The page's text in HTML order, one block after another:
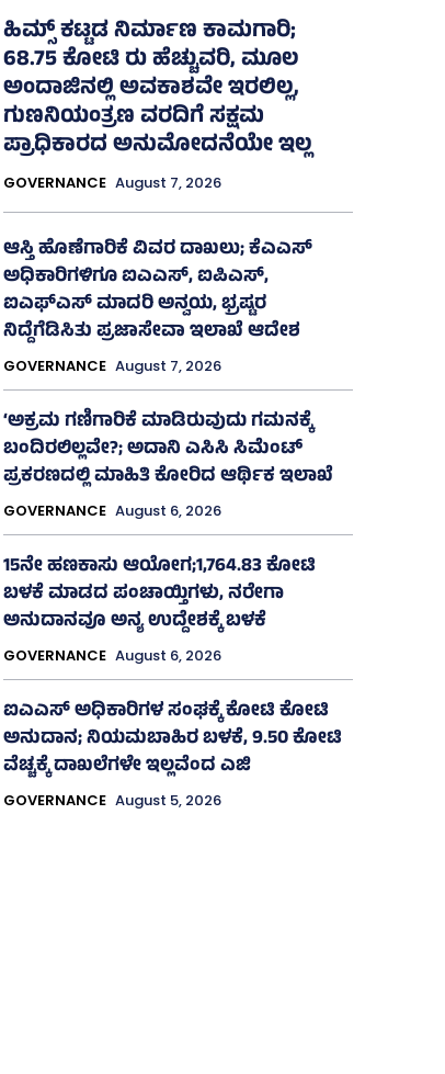
ಹಿಮ್ಸ್‌ ಕಟ್ಟಡ ನಿರ್ಮಾಣ ಕಾಮಗಾರಿ;
68.75 ಕೋಟಿ ರು ಹೆಚ್ಚುವರಿ, ಮೂಲ
ಅಂದಾಜಿನಲ್ಲಿ ಅವಕಾಶವೇ ಇರಲಿಲ್ಲ,
ಗುಣನಿಯಂತ್ರಣ ವರದಿಗೆ ಸಕ್ಷಮ
ಪ್ರಾಧಿಕಾರದ ಅನುಮೋದನೆಯೇ ಇಲ್ಲ
GOVERNANCE August 7, 2026
ಆಸ್ತಿ ಹೊಣೆಗಾರಿಕೆ ವಿವರ ದಾಖಲು; ಕೆಎಎಸ್
ಅಧಿಕಾರಿಗಳಿಗೂ ಐಎಎಸ್‌, ಐಪಿಎಸ್‌,
ಐಎಫ್‌ಎಸ್‌ ಮಾದರಿ ಅನ್ವಯ, ಭ್ರಷ್ಟರ
ನಿದ್ದೆಗೆಡಿಸಿತು ಪ್ರಜಾಸೇವಾ ಇಲಾಖೆ ಆದೇಶ
GOVERNANCE August 7, 2026
‘ಅಕ್ರಮ ಗಣಿಗಾರಿಕೆ ಮಾಡಿರುವುದು ಗಮನಕ್ಕೆ
ಬಂದಿರಲಿಲ್ಲವೇ?; ಅದಾನಿ ಎಸಿಸಿ ಸಿಮೆಂಟ್
ಪ್ರಕರಣದಲ್ಲಿ ಮಾಹಿತಿ ಕೋರಿದ ಆರ್ಥಿಕ ಇಲಾಖೆ
GOVERNANCE August 6, 2026
15ನೇ ಹಣಕಾಸು ಆಯೋಗ;1,764.83 ಕೋಟಿ
ಬಳಕೆ ಮಾಡದ ಪಂಚಾಯ್ತಿಗಳು, ನರೇಗಾ
ಅನುದಾನವೂ ಅನ್ಯ ಉದ್ದೇಶಕ್ಕೆ ಬಳಕೆ
GOVERNANCE August 6, 2026
ಐಎಎಸ್‌ ಅಧಿಕಾರಿಗಳ ಸಂಘಕ್ಕೆ ಕೋಟಿ ಕೋಟಿ
ಅನುದಾನ; ನಿಯಮಬಾಹಿರ ಬಳಕೆ, 9.50 ಕೋಟಿ
ವೆಚ್ಚಕ್ಕೆ ದಾಖಲೆಗಳೇ ಇಲ್ಲವೆಂದ ಎಜಿ
GOVERNANCE August 5, 2026